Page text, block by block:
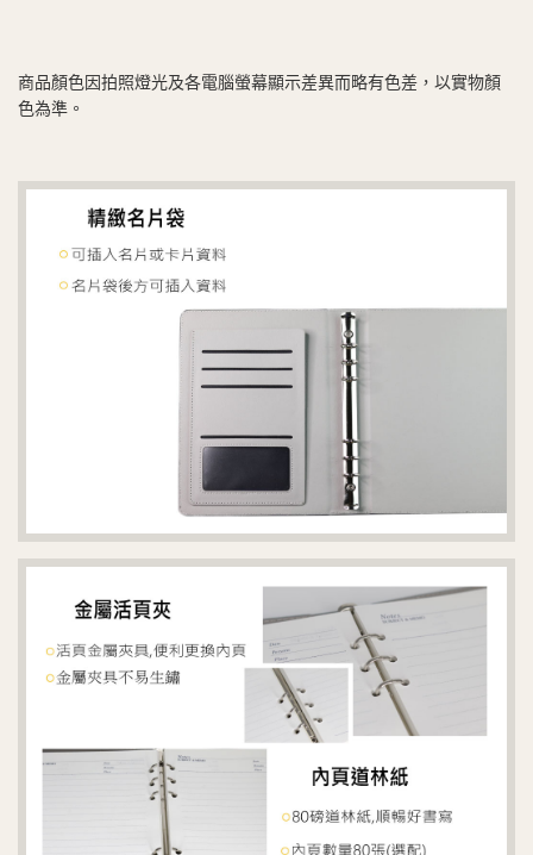
商品顏色因拍照燈光及各電腦螢幕顯示差異而略有色差，以實物顏
色為準。